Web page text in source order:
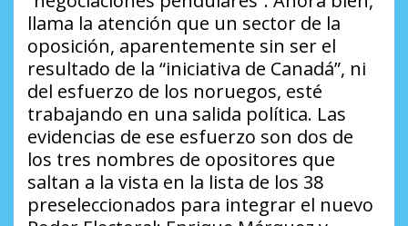
llama la atención que un sector de la
oposición, aparentemente sin ser el
resultado de la “iniciativa de Canadá”, ni
del esfuerzo de los noruegos, esté
trabajando en una salida política. Las
evidencias de ese esfuerzo son dos de
los tres nombres de opositores que
saltan a la vista en la lista de los 38
preseleccionados para integrar el nuevo